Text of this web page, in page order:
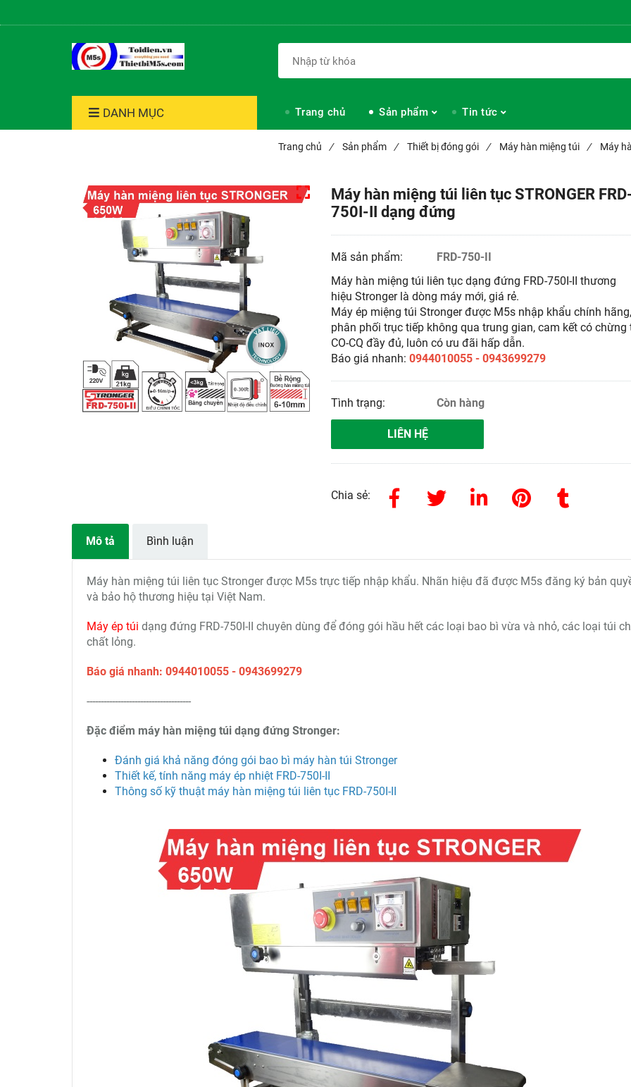
DANH MỤC Trang chủ Sản phẩm Tin tức
Trang chủ / Sản phẩm / Thiết bị đóng gói / Máy hàn miệng túi / Máy
Máy hàn miệng túi liên tục STRONGER
750I-II dạng đứng
Mã sản phẩm:
FRD-750-II
Máy hàn miệng túi liên tục dạng đứng FRD-750I-II thương
hiệu Stronger là dòng máy mới, giá rẻ.
Máy ép miệng túi Stronger được M5s nhập khẩu chính hãng,
phân phối trục tiếp không qua trung gian, cam kết có chừng
CO-CQ đầy đủ, luôn có ưu đãi hấp dẫn.
Báo giá nhanh: 0944010055 - 0943699279
Tình trạng: Còn hàng
LIÊN HỆ
Chia sẻ:
Mô tả Bình luận
Máy hàn miệng túi liên tục Stronger được M5s trực tiếp nhập khẩu. Nhãn hiệu đã được M5s đăng ký bản
và bảo hộ thương hiệu tại Việt Nam.
Máy ép túi dạng đứng FRD-750I-II chuyên dùng để đóng gói hầu hết các loại bao bì vừa và nhỏ, các loại túi
chất lỏng.
Báo giá nhanh: 0944010055 - 0943699279
-------------------------------------
Đặc điểm máy hàn miệng túi dạng đứng Stronger:
Đánh giá khả năng đóng gói bao bì máy hàn túi Stronger
Thiết kế, tính năng máy ép nhiệt FRD-750I-II
Thông số kỹ thuật máy hàn miệng túi liên tục FRD-750I-II